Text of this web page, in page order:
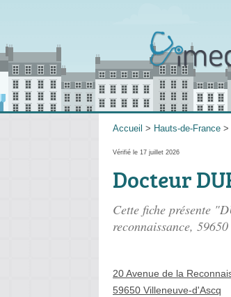
Accueil > Hauts-de-France >
Vérifié le 17 juillet 2026
Docteur
Cette fiche présente
reconnaissance,
20 Avenue de la
59650 Villeneuve-d'Ascq